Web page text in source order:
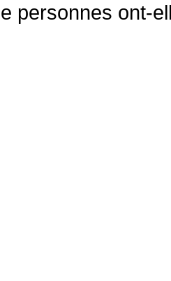
personnes ont-